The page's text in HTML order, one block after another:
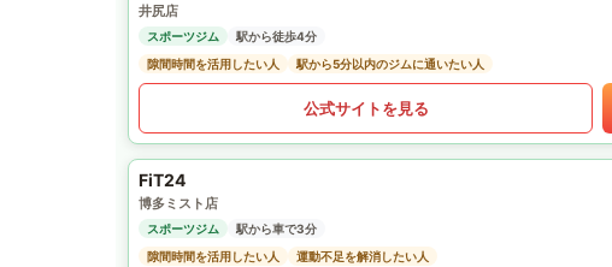
井尻店
スポーツジム
駅から徒歩4分
隙間時間を活用したい人
駅から5分以内のジムに通いたい人
公式サイトを見る
FiT24
博多ミスト店
スポーツジム
駅から車で3分
隙間時間を活用したい人
運動不足を解消したい人